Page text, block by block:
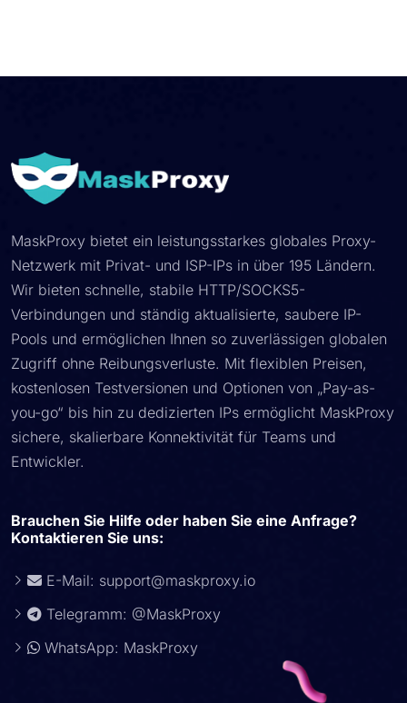
MaskProxy bietet ein leistungsstarkes globales Proxy-
Netzwerk mit Privat- und ISP-IPs in über 195 Ländern.
Wir bieten schnelle, stabile HTTP/SOCKS5-
Verbindungen und ständig aktualisierte, saubere IP-
Pools und ermöglichen Ihnen so zuverlässigen globalen
Zugriff ohne Reibungsverluste. Mit flexiblen Preisen,
kostenlosen Testversionen und Optionen von „Pay-as-
you-go“ bis hin zu dedizierten IPs ermöglicht MaskProxy
sichere, skalierbare Konnektivität für Teams und
Entwickler.
Brauchen Sie Hilfe oder haben Sie eine Anfrage?
Kontaktieren Sie uns:
E-Mail: support@maskproxy.io
Telegramm: @MaskProxy
WhatsApp: MaskProxy